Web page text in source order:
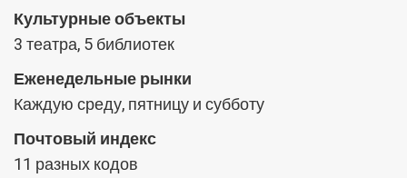
Культурные объекты
3 театра, 5 библиотек
Еженедельные рынки
Каждую среду, пятницу и субботу
Почтовый индекс
11 разных кодов